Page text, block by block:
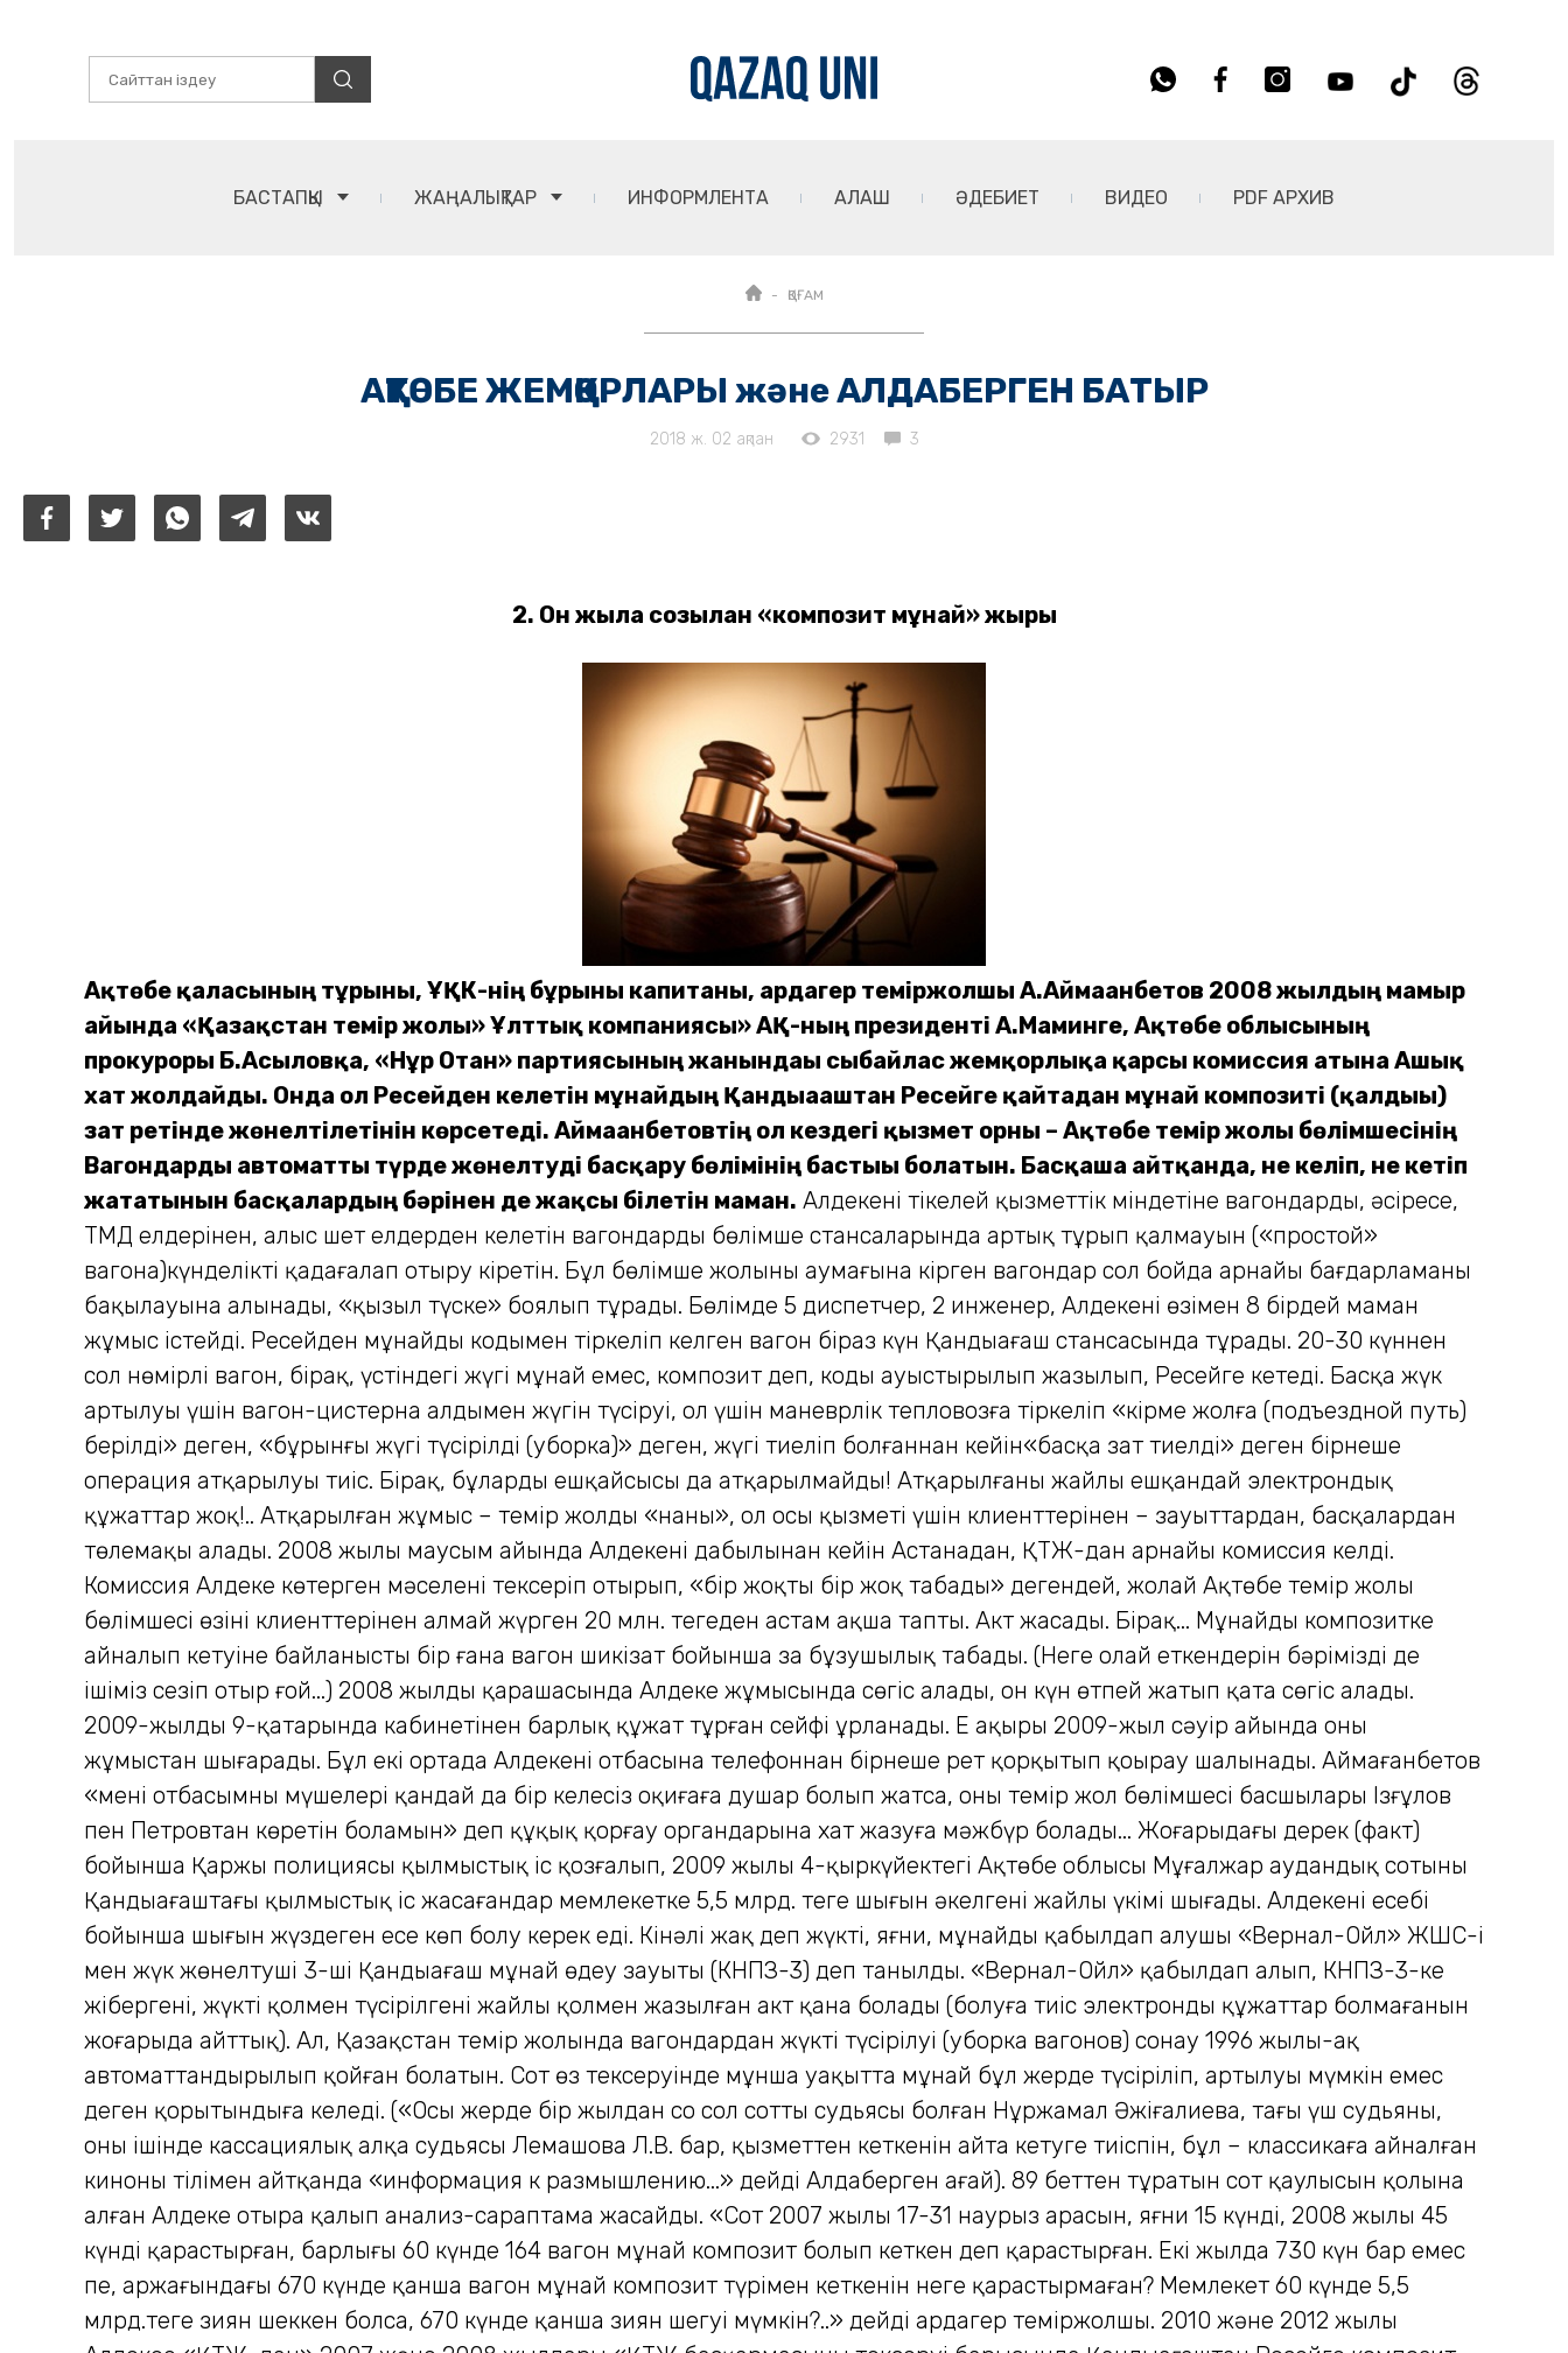
БАСТАПҚЫ ЖАҢАЛЫҚТАР ИНФОРМЛЕНТА АЛАШ ӘДЕБИЕТ ВИДЕО PDF АРХИВ
ҚОҒАМ
АҚТӨБЕ ЖЕМҚОРЛАРЫ және АЛДАБЕРГЕН БАТЫР
2018 ж. 02 ақпан 2931 3
2. Он жылға созылған «композит мұнай» жыры
Ақтөбе қаласының тұрғыны, ҰҚК-нің бұрынғы капитаны, ардагер теміржолшы А.Аймағанбетов 2008 жылдың мамыр
айында «Қазақстан темір жолы» Ұлттық компаниясы» АҚ-ның президенті А.Маминге, Ақтөбе облысының
прокуроры Б.Асыловқа, «Нұр Отан» партиясының жанындағы сыбайлас жемқорлықа қарсы комиссия атына Ашық
хат жолдайды. Онда ол Ресейден келетін мұнайдың Қандыағаштан Ресейге қайтадан мұнай композиті (қалдығы)
зат ретінде жөнелтілетінін көрсетеді. Аймағанбетовтің ол кездегі қызмет орны – Ақтөбе темір жолы бөлімшесінің
Вагондарды автоматты түрде жөнелтуді басқару бөлімінің бастығы болатын. Басқаша айтқанда, не келіп, не кетіп
жататынын басқалардың бәрінен де жақсы білетін маман. Алдекеңнің тікелей қызметтік міндетіне вагондардың, әсіресе,
ТМД елдерінен, алыс шет елдерден келетін вагондардың бөлімше стансаларында артық тұрып қалмауын («простой»
вагона)күнделікті қадағалап отыру кіретін. Бұл бөлімше жолының аумағына кірген вагондар сол бойда арнайы бағдарламаның
бақылауына алынады, «қызыл түске» боялып тұрады. Бөлімде 5 диспетчер, 2 инженер, Алдекеңнің өзімен 8 бірдей маман
жұмыс істейді. Ресейден мұнайдың кодымен тіркеліп келген вагон біраз күн Қандыағаш стансасында тұрады. 20-30 күннен
сол нөмірлі вагон, бірақ, үстіндегі жүгі мұнай емес, композит деп, коды ауыстырылып жазылып, Ресейге кетеді. Басқа жүк
артылуы үшін вагон-цистерна алдымен жүгін түсіруі, ол үшін маневрлік тепловозға тіркеліп «кірме жолға (подъездной путь)
берілді» деген, «бұрынғы жүгі түсірілді (уборка)» деген, жүгі тиеліп болғаннан кейін«басқа зат тиелді» деген бірнеше
операция атқарылуы тиіс. Бірақ, бұлардың ешқайсысы да атқарылмайды! Атқарылғаны жайлы ешқандай электрондық
құжаттар жоқ!.. Атқарылған жұмыс – темір жолдың «наны», ол осы қызметі үшін клиенттерінен – зауыттардан, басқалардан
төлемақы алады. 2008 жылы маусым айында Алдекеңнің дабылынан кейін Астанадан, ҚТЖ-дан арнайы комиссия келді.
Комиссия Алдекең көтерген мәселені тексеріп отырып, «бір жоқты бір жоқ табады» дегендей, жолай Ақтөбе темір жолы
бөлімшесі өзінің клиенттерінен алмай жүрген 20 млн. теңгеден астам ақша тапты. Акт жасады. Бірақ... Мұнайдың композитке
айналып кетуіне байланысты бір ғана вагон шикізат бойынша заң бұзушылық табады. (Неге олай еткендерін бәріміздің де
ішіміз сезіп отыр ғой...) 2008 жылдың қарашасында Алдекең жұмысында сөгіс алады, он күн өтпей жатып қатаң сөгіс алады.
2009-жылдың 9-қаңтарында кабинетінен барлық құжат тұрған сейфі ұрланады. Ең ақыры 2009-жыл сәуір айында оны
жұмыстан шығарады. Бұл екі ортада Алдекеңнің отбасына телефоннан бірнеше рет қорқытып қоңырау шалынады. Аймағанбетов
«менің отбасымның мүшелері қандай да бір келеңсіз оқиғаға душар болып жатса, оны темір жол бөлімшесі басшылары Ізғұлов
пен Петровтан көретін боламын» деп құқық қорғау органдарына хат жазуға мәжбүр болады... Жоғарыдағы дерек (факт)
бойынша Қаржы полициясы қылмыстық іс қозғалып, 2009 жылы 4-қыркүйектегі Ақтөбе облысы Мұғалжар аудандық сотының
Қандыағаштағы қылмыстық іс жасағандар мемлекетке 5,5 млрд. теңге шығын әкелгені жайлы үкімі шығады. Алдекеңнің есебі
бойынша шығын жүздеген есе көп болу керек еді. Кінәлі жақ деп жүкті, яғни, мұнайды қабылдап алушы «Вернал-Ойл» ЖШС-і
мен жүк жөнелтуші 3-ші Қандыағаш мұнай өңдеу зауыты (КНПЗ-3) деп танылды. «Вернал-Ойл» қабылдап алып, КНПЗ-3-ке
жібергені, жүктің қолмен түсірілгені жайлы қолмен жазылған акт қана болады (болуға тиіс электронды құжаттар болмағанын
жоғарыда айттық). Ал, Қазақстан темір жолында вагондардан жүктің түсірілуі (уборка вагонов) сонау 1996 жылы-ақ
автоматтандырылып қойған болатын. Сот өз тексеруінде мұнша уақытта мұнай бұл жерде түсіріліп, артылуы мүмкін емес
деген қорытындыға келеді. («Осы жерде бір жылдан соң сол соттың судьясы болған Нұржамал Әжіғалиева, тағы үш судьяның,
оның ішінде кассациялық алқа судьясы Лемашова Л.В. бар, қызметтен кеткенін айта кетуге тиіспін, бұл – классикаға айналған
киноның тілімен айтқанда «информация к размышлению...» дейді Алдаберген ағай). 89 беттен тұратын сот қаулысын қолына
алған Алдекең отыра қалып анализ-сараптама жасайды. «Сот 2007 жылы 17-31 наурыз арасын, яғни 15 күнді, 2008 жылы 45
күнді қарастырған, барлығы 60 күнде 164 вагон мұнай композит болып кеткен деп қарастырған. Екі жылда 730 күн бар емес
пе, аржағындағы 670 күнде қанша вагон мұнай композит түрімен кеткенін неге қарастырмаған? Мемлекет 60 күнде 5,5
млрд.теңге зиян шеккен болса, 670 күнде қанша зиян шегуі мүмкін?..» дейді ардагер теміржолшы. 2010 және 2012 жылы